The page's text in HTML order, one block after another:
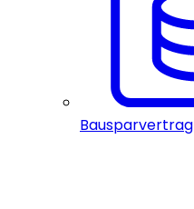
Bausparvertrag